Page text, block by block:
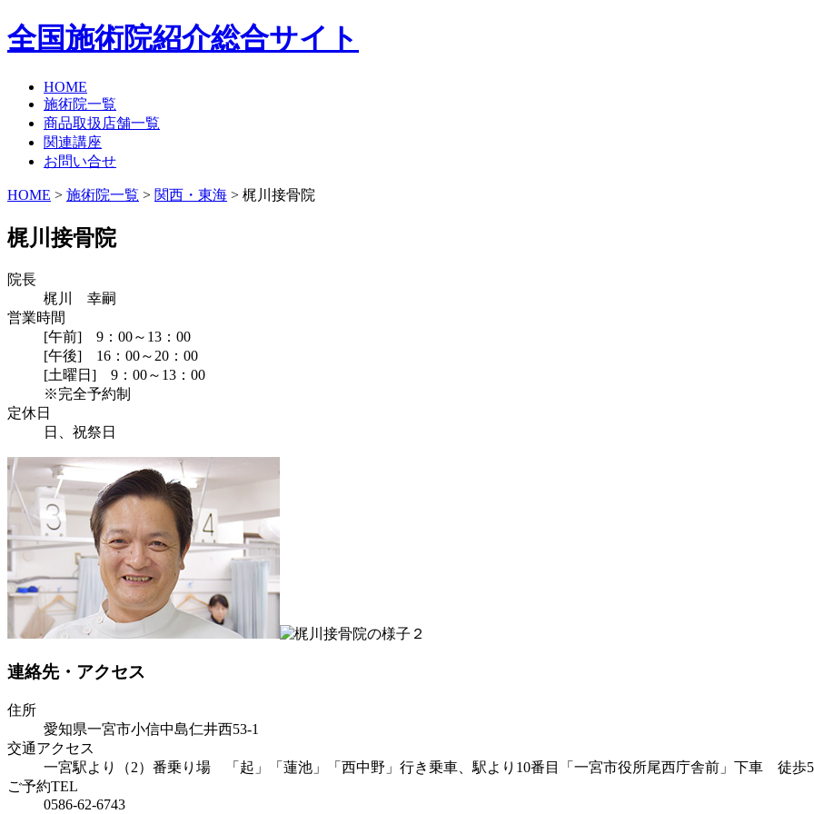
全国施術院紹介総合サイト
HOME
施術院一覧
商品取扱店舗一覧
関連講座
お問い合せ
HOME > 施術院一覧 > 関西・東海 > 梶川接骨院
梶川接骨院
院長
梶川 幸嗣
営業時間
[午前] 9：00～13：00
[午後] 16：00～20：00
[土曜日] 9：00～13：00
※完全予約制
定休日
日、祝祭日
連絡先・アクセス
住所
愛知県一宮市小信中島仁井西53-1
交通アクセス
一宮駅より（2）番乗り場 「起」「蓮池」「西中野」行き乗車、駅より10番目「一宮市役所尾西庁舎前」下車 徒歩
ご予約TEL
0586-62-6743